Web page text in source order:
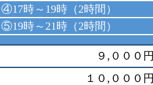
④17時～19時（2時間）
⑤19時～21時（2時間）
９,０００円
１０,０００円